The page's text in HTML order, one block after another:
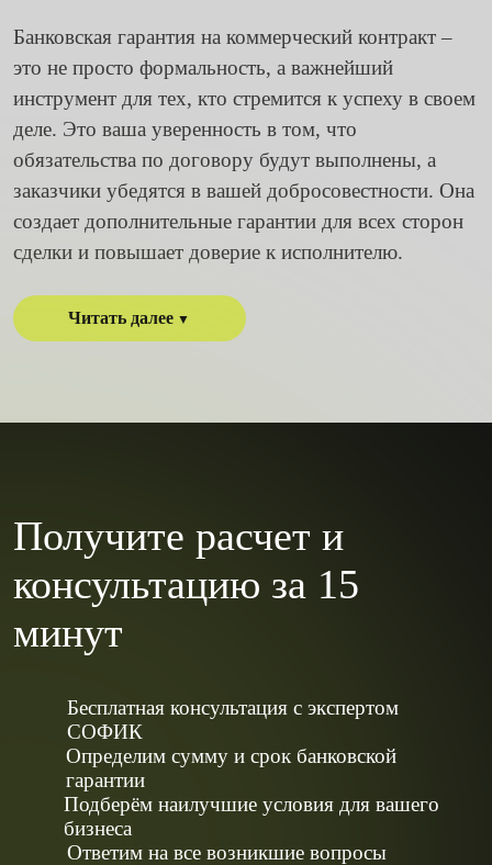
Банковская гарантия на коммерческий контракт –
это не просто формальность, а важнейший
инструмент для тех, кто стремится к успеху в своем
деле. Это ваша уверенность в том, что
обязательства по договору будут выполнены, а
заказчики убедятся в вашей добросовестности. Она
создает дополнительные гарантии для всех сторон
сделки и повышает доверие к исполнителю.
Читать далее
Получите расчет и
консультацию за 15
минут
Бесплатная консультация с экспертом
СОФИК
Определим сумму и срок банковской
гарантии
Подберём наилучшие условия для вашего
бизнеса
Ответим на все возникшие вопросы